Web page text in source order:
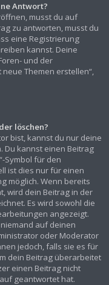
Antwort?
musst du auf
zu antworten, musst du
eine Registrierung
kannst. Deine
und der
Themen erstellen“,
löschen?
bist, kannst du nur deine
Du kannst einen Beitrag
Symbol für den
ist dies nur für einen
möglich. Wenn bereits
wird dein Beitrag in der
Es wird sowohl die
angezeigt.
auf deinen
oder Moderator
jedoch, falls sie es für
dein Beitrag überarbeitet
einen Beitrag nicht
geantwortet hat.